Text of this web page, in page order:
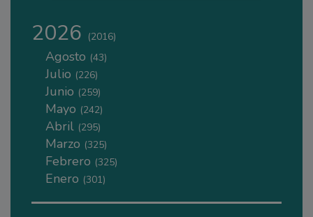
2026 (2016)
Agosto (43)
Julio (226)
Junio (259)
Mayo (242)
Abril (295)
Marzo (325)
Febrero (325)
Enero (301)